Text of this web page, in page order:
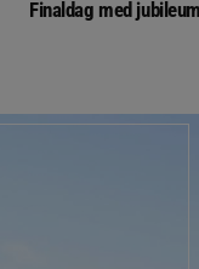
Finaldag med